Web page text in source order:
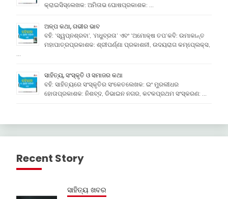
କ୍ରାଇସିସ୍ଲେଖକ: ଅମିତାଭ ଘୋଷପ୍ରକାଶକ: …
ଅଳ୍ପ କଥା, ଗଭୀର ଭାବ
ବହି: ‘ସ୍ୱପ୍ନଶ୍ରବା’, ‘ମଧୁବ୍ରତା’ ଏବଂ ‘ଅମୋକ୍ଷ ତପ’କବି: ଉମାକାନ୍ତ
ମହାପାତ୍ରପ୍ରକାଶକ: ଶ୍ରୀପର୍ଣ୍ଣା ପ୍ରକାଶନୀ, ଉଦୟରାଗ କମ୍ପେ୍ଲକ୍ସ,
ସାହିତ୍ୟ, ସଂସ୍କୃତି ଓ ସମାଜର କଥା
ବହି: ସାହିତ୍ୟରେ ସଂସ୍କୃତିର ସଂକେତଲେଖକ: ଇଂ ମୁରଲୀଧର
ହୋତାପ୍ରକାଶକ: ନିଶବ୍ଦ, ଡିଭାଇନ ନଗର, କଟକପ୍ରଥମ ସଂସ୍କରଣ: …
Recent Story
ସାହିତ୍ୟ ଖବର